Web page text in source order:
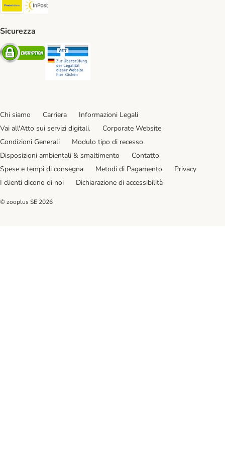
Poste Italiane. Shipping Method
Sicurezza
Security
Chi siamo Carriera
Informazioni Legali
Vai all'Atto sui servizi digitali.
Corporate Website
Condizioni Generali
Modulo tipo di recesso
Disposizioni ambientali & smaltimento
Contatto
Spese e tempi di consegna
Metodi di Pagamento
Privacy
I clienti dicono di noi
Dichiarazione di accessibilità
© zooplus SE 2026